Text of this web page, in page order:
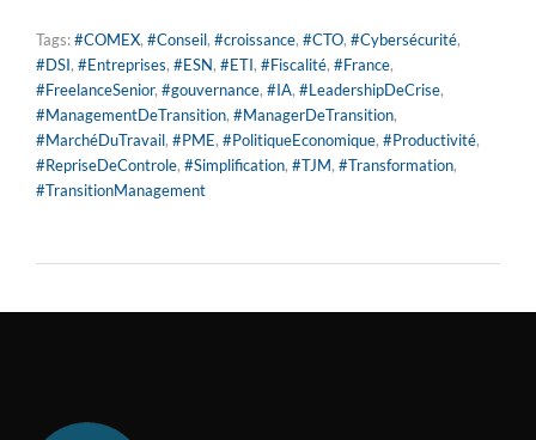
Tags:#COMEX, #Conseil, #croissance, #CTO, #Cybersécurité,
#DSI, #Entreprises, #ESN, #ETI, #Fiscalité, #France,
#FreelanceSenior, #gouvernance, #IA, #LeadershipDeCrise,
#ManagementDeTransition, #ManagerDeTransition,
#MarchéDuTravail, #PME, #PolitiqueEconomique, #Productivité,
#RepriseDeControle, #Simplification, #TJM, #Transformation,
#TransitionManagement